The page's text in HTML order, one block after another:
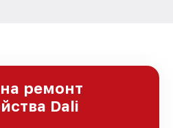
ремонт
Dali